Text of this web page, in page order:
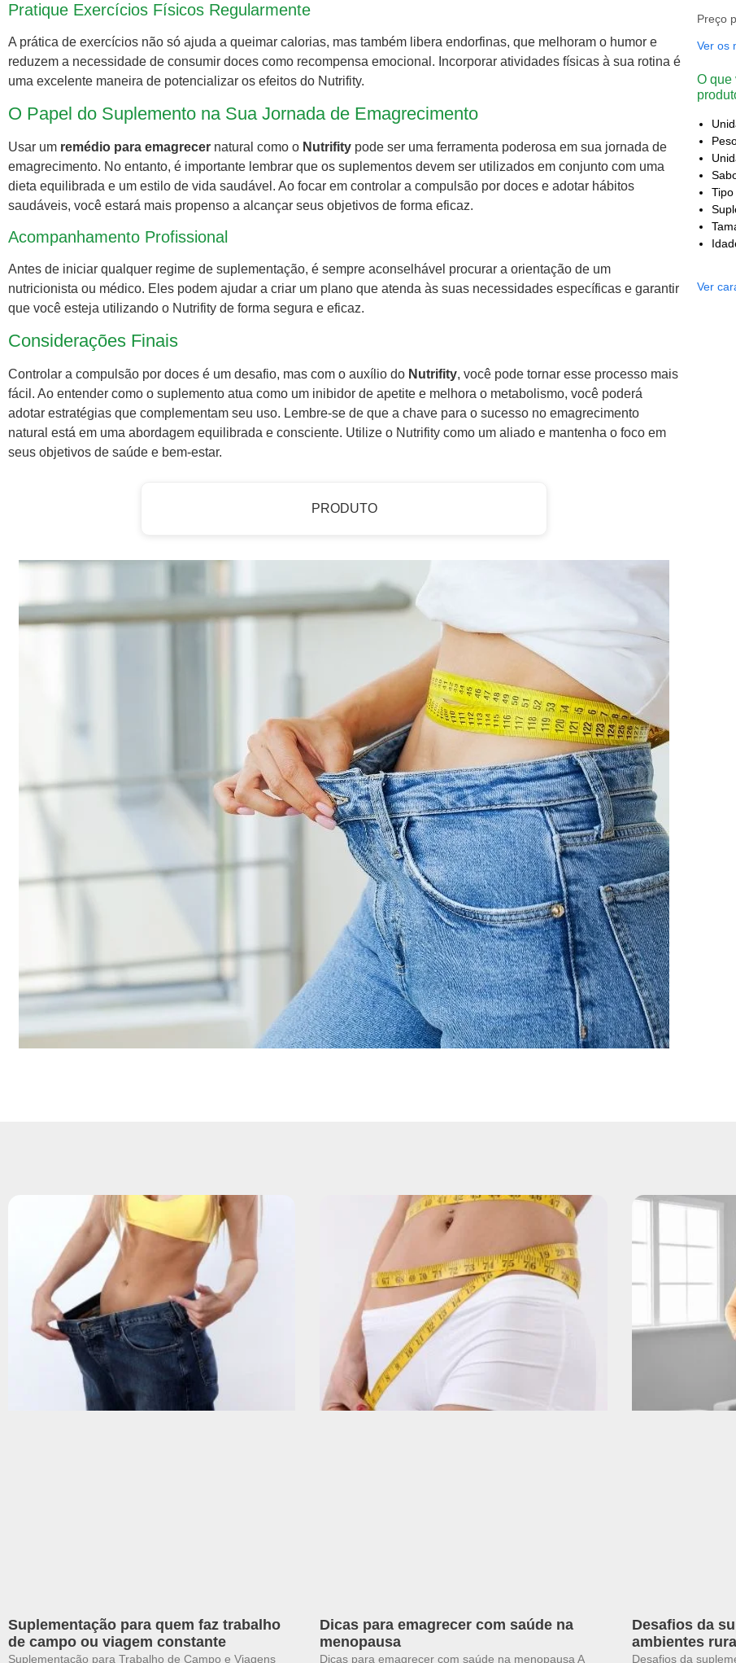
Pratique Exercícios Físicos Regularmente
A prática de exercícios não só ajuda a queimar calorias, mas também libera endorfinas, que melhoram o humor e
reduzem a necessidade de consumir doces como recompensa emocional. Incorporar atividades físicas à sua rotina é
uma excelente maneira de potencializar os efeitos do Nutrifity.
O Papel do Suplemento na Sua Jornada de Emagrecimento
Usar um remédio para emagrecer natural como o Nutrifity pode ser uma ferramenta poderosa em sua jornada de
emagrecimento. No entanto, é importante lembrar que os suplementos devem ser utilizados em conjunto com uma
dieta equilibrada e um estilo de vida saudável. Ao focar em controlar a compulsão por doces e adotar hábitos
saudáveis, você estará mais propenso a alcançar seus objetivos de forma eficaz.
Acompanhamento Profissional
Antes de iniciar qualquer regime de suplementação, é sempre aconselhável procurar a orientação de um
nutricionista ou médico. Eles podem ajudar a criar um plano que atenda às suas necessidades específicas e garantir
que você esteja utilizando o Nutrifity de forma segura e eficaz.
Considerações Finais
Controlar a compulsão por doces é um desafio, mas com o auxílio do Nutrifity, você pode tornar esse processo mais
fácil. Ao entender como o suplemento atua como um inibidor de apetite e melhora o metabolismo, você poderá
adotar estratégias que complementam seu uso. Lembre-se de que a chave para o sucesso no emagrecimento
natural está em uma abordagem equilibrada e consciente. Utilize o Nutrifity como um aliado e mantenha o foco em
seus objetivos de saúde e bem-estar.
PRODUTO
Preço
Ver os
O que
Ver
Suplementação para quem faz trabalho
de campo ou viagem constante
Suplementação para Trabalho de Campo e Viagens
Dicas para emagrecer com saúde na
menopausa
Dicas para emagrecer com saúde na menopausa A
Desafios da
ambientes
Desafios da